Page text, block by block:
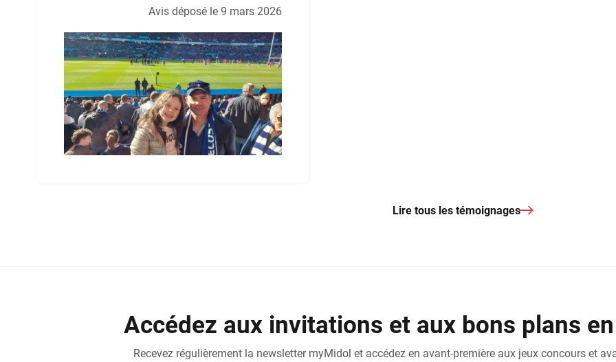
Avis déposé le 9 mars 2026
Lire tous les témoignages
Accédez aux invitations et aux bons plans
Recevez régulièrement la newsletter myMidol et accédez en avant-première aux jeux concours et